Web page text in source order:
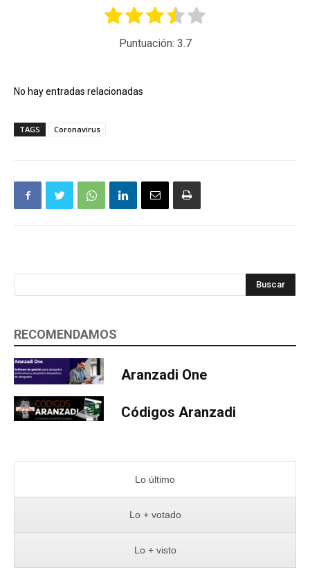
Puntuación: 3.7
No hay entradas relacionadas
TAGS Coronavirus
Buscar
RECOMENDAMOS
Aranzadi One
Códigos Aranzadi
Lo último
Lo + votado
Lo + visto